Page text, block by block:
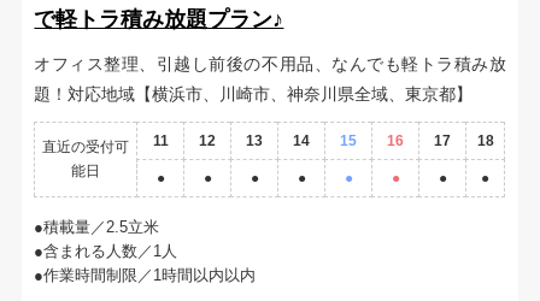
で軽トラ積み放題プラン♪
オフィス整理、引越し前後の不用品、なんでも軽トラ積み放
題！対応地域【横浜市、川崎市、神奈川県全域、東京都】
直近の受付可
能日
11 12 13 14 15 16 17 18
● ● ● ● ● ● ● ●
積載量／2.5立米
含まれる人数／1人
作業時間制限／1時間以内以内